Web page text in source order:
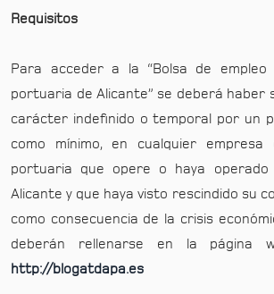
Requisitos
Para acceder a la “Bolsa de empleo
portuaria de Alicante” se deberá haber
carácter indefinido o temporal por un
como mínimo, en cualquier empresa
portuaria que opere o haya
Alicante y que haya visto rescindido su
como consecuencia de la crisis
deberán rellenarse en la página
http://blogatdapa.es